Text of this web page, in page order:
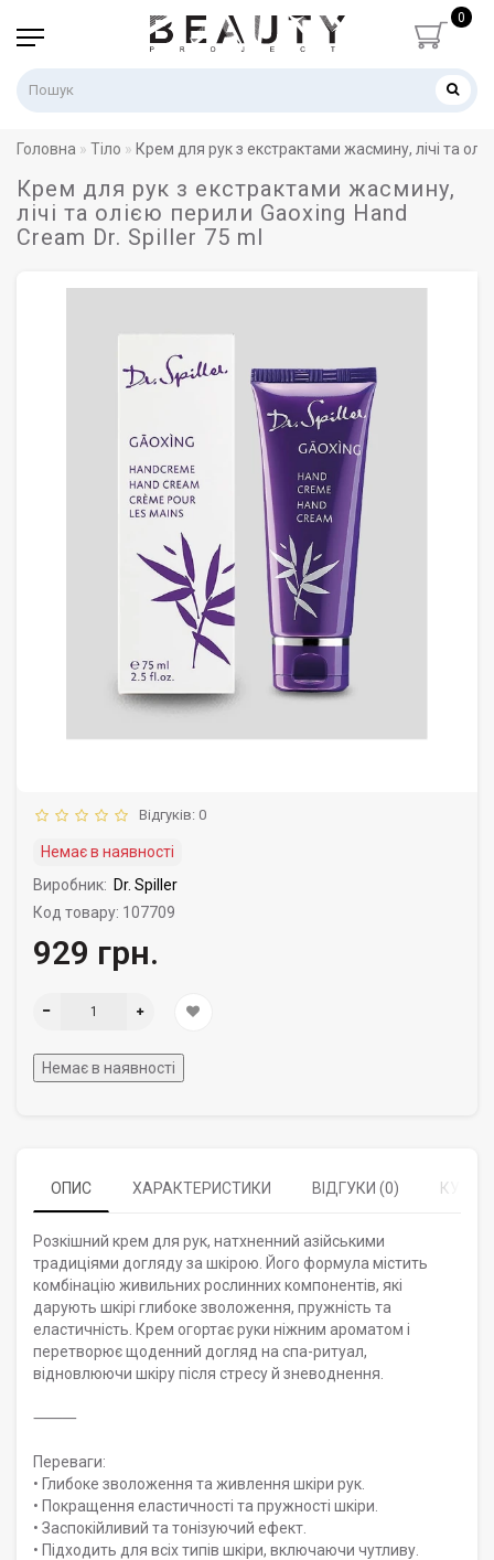
0
Головна Тіло Крем для рук з екстрактами жасмину, лічі та
Крем для рук з екстрактами жасмину,
лічі та олією перили Gaoxing Hand
Cream Dr. Spiller 75 ml
Відгуків: 0
Немає в наявності
Виробник: Dr. Spiller
Код товару: 107709
929 грн.
Немає в наявності
ОПИС ХАРАКТЕРИСТИКИ ВІДГУКИ (0)
Розкішний крем для рук, натхненний азійськими
традиціями догляду за шкірою. Його формула містить
комбінацію живильних рослинних компонентів, які
дарують шкірі глибоке зволоження, пружність та
еластичність. Крем огортає руки ніжним ароматом і
перетворює щоденний догляд на спа-ритуал,
відновлюючи шкіру після стресу й зневоднення.
⸻
Переваги:
• Глибоке зволоження та живлення шкіри рук.
• Покращення еластичності та пружності шкіри.
• Заспокійливий та тонізуючий ефект.
• Підходить для всіх типів шкіри, включаючи чутливу.